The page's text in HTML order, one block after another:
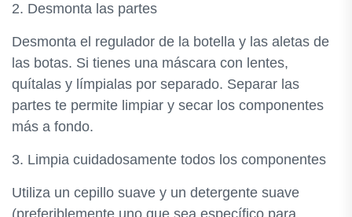
2. Desmonta las partes
Desmonta el regulador de la botella y las aletas de
las botas. Si tienes una máscara con lentes,
quítalas y límpialas por separado. Separar las
partes te permite limpiar y secar los componentes
más a fondo.
3. Limpia cuidadosamente todos los componentes
Utiliza un cepillo suave y un detergente suave
(preferiblemente uno que sea específico para